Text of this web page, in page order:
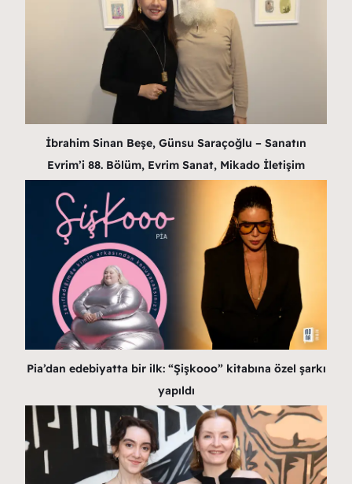
İbrahim Sinan Beşe, Günsu Saraçoğlu – Sanatın
Evrim’i 88. Bölüm, Evrim Sanat, Mikado İletişim
Pia’dan edebiyatta bir ilk: “Şişkooo” kitabına özel şarkı
yapıldı